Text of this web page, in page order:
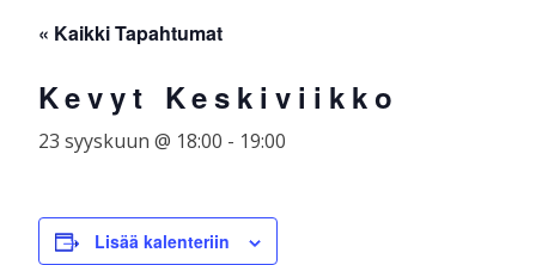
« Kaikki Tapahtumat
Kevyt Keskiviikko
23 syyskuun @ 18:00 - 19:00
Lisää kalenteriin